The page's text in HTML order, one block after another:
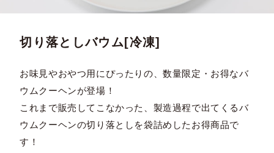
切り落としバウム[冷凍]
お味見やおやつ用にぴったりの、数量限定・お得なバ
ウムクーヘンが登場！
これまで販売してこなかった、製造過程で出てくるバ
ウムクーヘンの切り落としを袋詰めしたお得商品で
す！